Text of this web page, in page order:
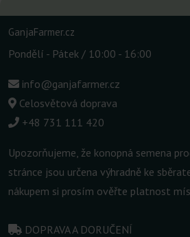
GanjaFarmer.cz
Pondělí - Pátek / 10:00 - 16:00
info@ganjafarmer.cz
Celosvětová doprava
+48 731 111 420
Upozorňujeme, že konopná semena
stránce jsou určena výhradně ke
nákupem si prosím ověřte platnost
DOPRAVA A DORUČENÍ